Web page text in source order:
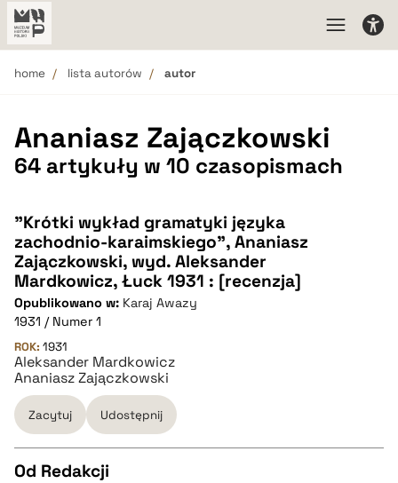
home lista autorów autor
Ananiasz Zajączkowski
64 artykuły w 10 czasopismach
"Krótki wykład gramatyki języka
zachodnio-karaimskiego", Ananiasz
Zajączkowski, wyd. Aleksander
Mardkowicz, Łuck 1931 : [recenzja]
Opublikowano w: Karaj Awazy
1931 / Numer 1
ROK: 1931
Aleksander Mardkowicz
Ananiasz Zajączkowski
Zacytuj Udostępnij
Od Redakcji